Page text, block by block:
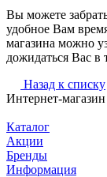
Вы можете
удобное Вам
магазина можно
дожидаться Вас в
Назад к списку
Интернет-магазин
Каталог
Акции
Бренды
Информация